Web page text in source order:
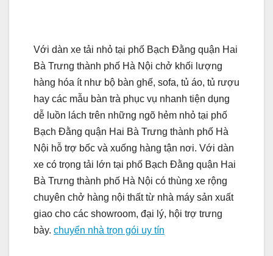
Với dàn xe tải nhỏ tại phố Bạch Đằng quận Hai
Bà Trưng thành phố Hà Nội chở khối lượng
hàng hóa ít như bộ bàn ghế, sofa, tủ áo, tủ rượu
hay các mẫu bàn trà phục vụ nhanh tiện dụng
dễ luồn lách trên những ngõ hẻm nhỏ tại phố
Bạch Đằng quận Hai Bà Trưng thành phố Hà
Nội hỗ trợ bốc và xuống hàng tận nơi. Với dàn
xe có trọng tải lớn tại phố Bạch Đằng quận Hai
Bà Trưng thành phố Hà Nội có thùng xe rộng
chuyên chở hàng nội thất từ nhà máy sản xuất
giao cho các showroom, đại lý, hội trợ trưng
bày. chuyển nhà trọn gói uy tín